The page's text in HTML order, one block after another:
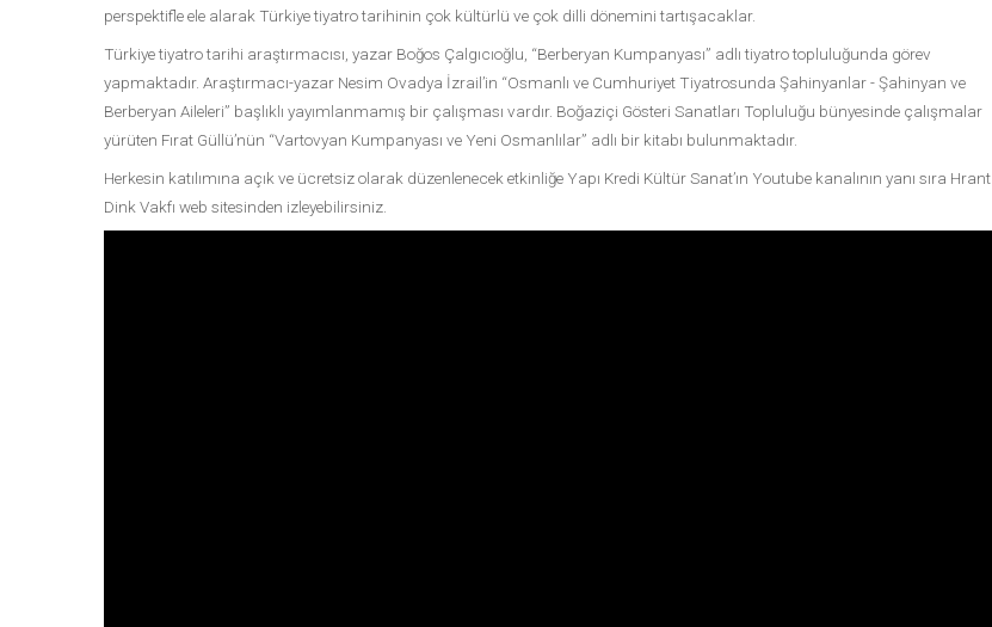
perspektifle ele alarak Türkiye tiyatro tarihinin çok kültürlü ve çok dilli dönemini tartışacaklar.
Türkiye tiyatro tarihi araştırmacısı, yazar Boğos Çalgıcıoğlu, “Berberyan Kumpanyası” adlı tiyatro topluluğunda görev
yapmaktadır. Araştırmacı-yazar Nesim Ovadya İzrail’in “Osmanlı ve Cumhuriyet Tiyatrosunda Şahinyanlar - Şahinyan ve
Berberyan Aileleri” başlıklı yayımlanmamış bir çalışması vardır. Boğaziçi Gösteri Sanatları Topluluğu bünyesinde çalışmalar
yürüten Fırat Güllü’nün “Vartovyan Kumpanyası ve Yeni Osmanlılar” adlı bir kitabı bulunmaktadır.
Herkesin katılımına açık ve ücretsiz olarak düzenlenecek etkinliğe Yapı Kredi Kültür Sanat’ın Youtube kanalının yanı sıra Hrant
Dink Vakfı web sitesinden izleyebilirsiniz.